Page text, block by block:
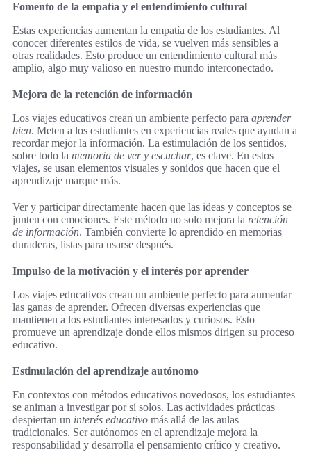
Fomento de la empatía y el entendimiento cultural
Estas experiencias aumentan la empatía de los estudiantes. Al
conocer diferentes estilos de vida, se vuelven más sensibles a
otras realidades. Esto produce un entendimiento cultural más
amplio, algo muy valioso en nuestro mundo interconectado.
Mejora de la retención de información
Los viajes educativos crean un ambiente perfecto para aprender
bien. Meten a los estudiantes en experiencias reales que ayudan a
recordar mejor la información. La estimulación de los sentidos,
sobre todo la memoria de ver y escuchar, es clave. En estos
viajes, se usan elementos visuales y sonidos que hacen que el
aprendizaje marque más.
Ver y participar directamente hacen que las ideas y conceptos se
junten con emociones. Este método no solo mejora la retención
de información. También convierte lo aprendido en memorias
duraderas, listas para usarse después.
Impulso de la motivación y el interés por aprender
Los viajes educativos crean un ambiente perfecto para aumentar
las ganas de aprender. Ofrecen diversas experiencias que
mantienen a los estudiantes interesados y curiosos. Esto
promueve un aprendizaje donde ellos mismos dirigen su proceso
educativo.
Estimulación del aprendizaje autónomo
En contextos con métodos educativos novedosos, los estudiantes
se animan a investigar por sí solos. Las actividades prácticas
despiertan un interés educativo más allá de las aulas
tradicionales. Ser autónomos en el aprendizaje mejora la
responsabilidad y desarrolla el pensamiento crítico y creativo.